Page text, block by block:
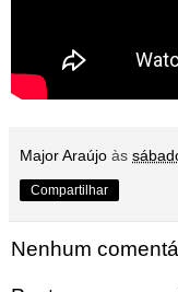
Major Araújo às
Compartilhar
Nenhum